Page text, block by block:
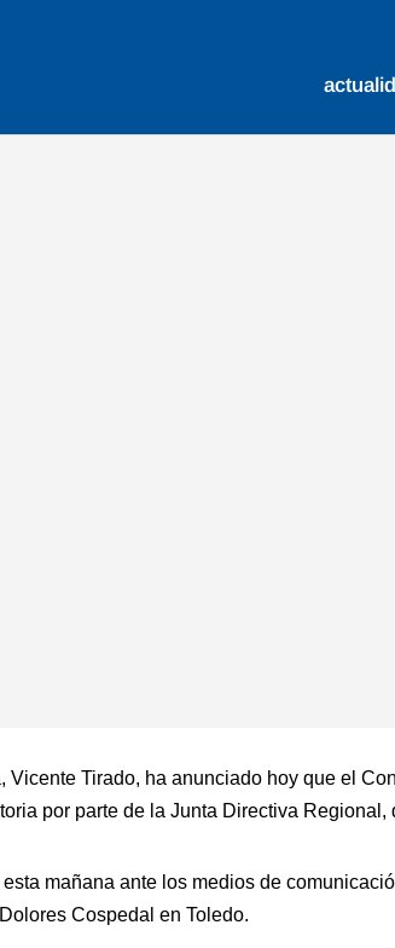
Tirado, ha anunciado hoy que el
por parte de la Junta Directiva Regional,
mañana ante los medios de
Cospedal en Toledo.